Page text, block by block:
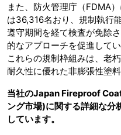
また、防火管理庁（FDMA
は36,316名おり、規制執行
遵守期間を経て検査が免除
的なアプローチを促進して
これらの規制枠組みは、老
耐久性に優れた非膨張性塗
当社のJapan Fireproof
ング市場)に関する詳細な分
しています。